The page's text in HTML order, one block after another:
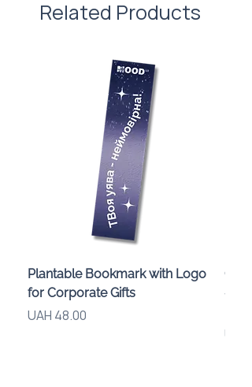
Related Products
Plantable Bookmark with Logo
for Corporate Gifts
Price
UAH 48.00
Price
UAH